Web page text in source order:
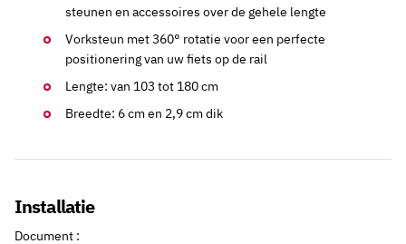
steunen en accessoires over de gehele lengte
Vorksteun met 360° rotatie voor een perfecte
positionering van uw fiets op de rail
Lengte: van 103 tot 180 cm
Breedte: 6 cm en 2,9 cm dik
Installatie
Document :